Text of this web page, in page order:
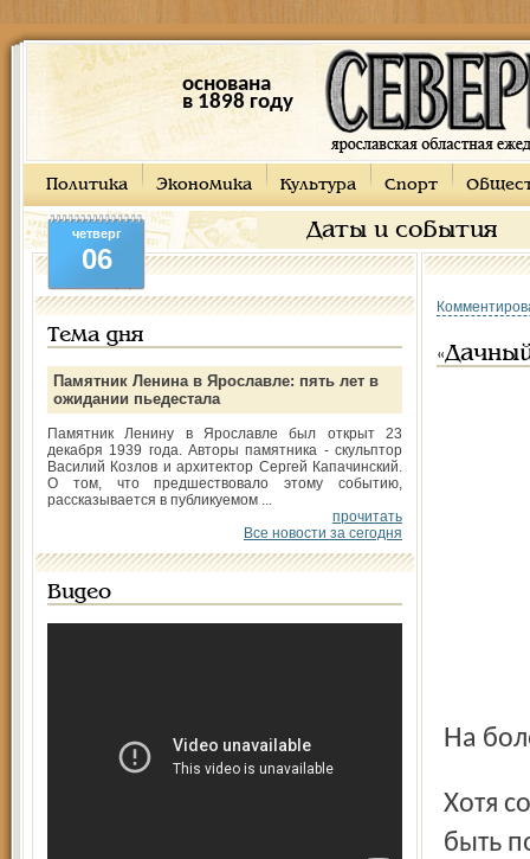
основана
в 1898 году
Политика Экономика Культура Спорт
Даты и события
четверг
06
Тема дня
Памятник Ленина в Ярославле: пять лет в
ожидании пьедестала
Памятник Ленину в Ярославле был открыт 23
декабря 1939 года. Авторы памятника - скульптор
Василий Козлов и архитектор Сергей Капачинский.
О том, что предшествовало этому событию,
рассказывается в публикуемом ...
прочитать
Все новости за сегодня
Видео
На
Хотя со словом «отдыхают» в этом случае, наверное, стоит
быть